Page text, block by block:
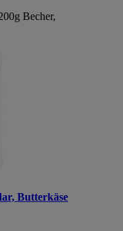
Becher,
Butterkäse